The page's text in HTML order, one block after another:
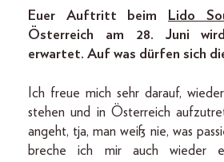
Euer Auftritt beim Lido
Österreich am 28. Juni
erwartet. Auf was dürfen sich
Ich freue mich sehr darauf,
stehen und in Österreich
angeht, tja, man weiß nie, was
breche ich mir auch wieder